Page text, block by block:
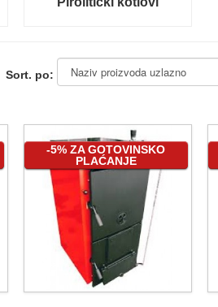
Sort. po:
-5% ZA GOTOVINSKO
PLAĆANJE